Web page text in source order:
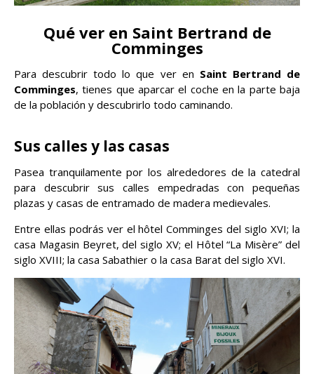
Qué ver en Saint Bertrand de
Comminges
Para descubrir todo lo que ver en Saint Bertrand de
Comminges, tienes que aparcar el coche en la parte baja
de la población y descubrirlo todo caminando.
Sus calles y las casas
Pasea tranquilamente por los alrededores de la catedral
para descubrir sus calles empedradas con pequeñas
plazas y casas de entramado de madera medievales.
Entre ellas podrás ver el hôtel Comminges del siglo XVI; la
casa Magasin Beyret, del siglo XV; el Hôtel “La Misère” del
siglo XVIII; la casa Sabathier o la casa Barat del siglo XVI.